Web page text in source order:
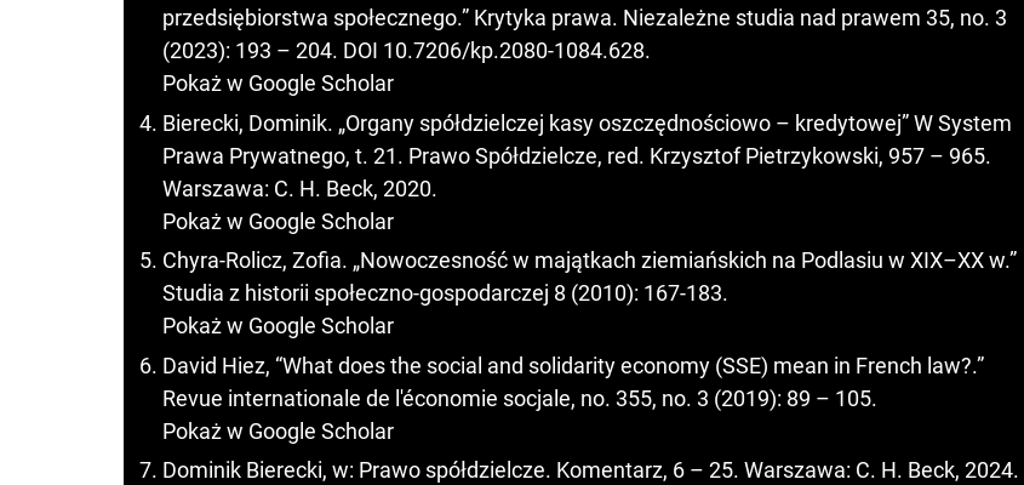
przedsiębiorstwa społecznego.” Krytyka prawa. Niezależne studia nad prawem 35, no. 3
(2023): 193 – 204. DOI 10.7206/kp.2080-1084.628.
Pokaż w Google Scholar
Bierecki, Dominik. „Organy spółdzielczej kasy oszczędnościowo – kredytowej” W System
Prawa Prywatnego, t. 21. Prawo Spółdzielcze, red. Krzysztof Pietrzykowski, 957 – 965.
Warszawa: C. H. Beck, 2020.
Pokaż w Google Scholar
Chyra-Rolicz, Zofia. „Nowoczesność w majątkach ziemiańskich na Podlasiu w XIX–XX w.”
Studia z historii społeczno-gospodarczej 8 (2010): 167-183.
Pokaż w Google Scholar
David Hiez, “What does the social and solidarity economy (SSE) mean in French law?.”
Revue internationale de l'économie socjale, no. 355, no. 3 (2019): 89 – 105.
Pokaż w Google Scholar
Dominik Bierecki, w: Prawo spółdzielcze. Komentarz, 6 – 25. Warszawa: C. H. Beck, 2024.